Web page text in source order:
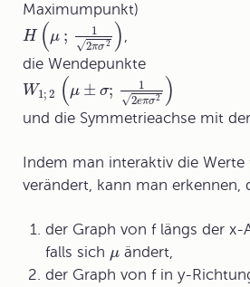
Maximumpunkt)
H (μ ;
1
2πσ2
√ ),
die Wendepunkte
W1; 2 (μ ± σ;
1
2eπσ2
√ )
und die Symmetrieachse mit
Indem man interaktiv die Werte
verändert, kann man erkennen,
der Graph von f längs der x-
falls sich μ ändert,
der Graph von f in y-